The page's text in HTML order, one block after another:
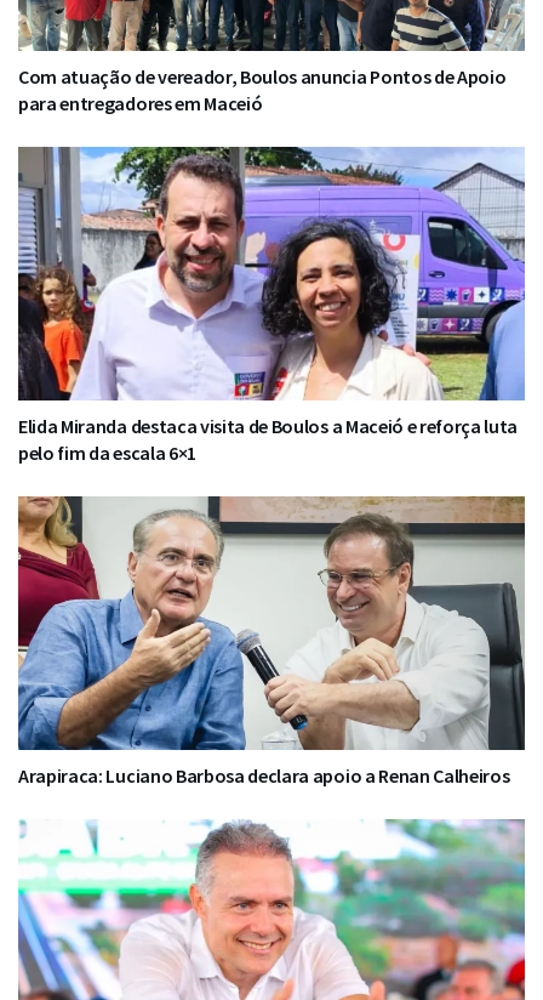
Com atuação de vereador, Boulos anuncia Pontos de Apoio
para entregadores em Maceió
Elida Miranda destaca visita de Boulos a Maceió e reforça luta
pelo fim da escala 6×1
Arapiraca: Luciano Barbosa declara apoio a Renan Calheiros